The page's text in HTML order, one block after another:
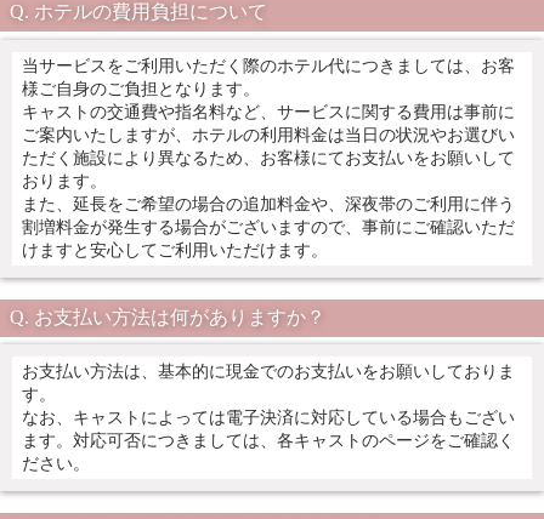
ホテルの費用負担について
当サービスをご利用いただく際のホテル代につきましては、お客
様ご自身のご負担となります。
キャストの交通費や指名料など、サービスに関する費用は事前に
ご案内いたしますが、ホテルの利用料金は当日の状況やお選びい
ただく施設により異なるため、お客様にてお支払いをお願いして
おります。
また、延長をご希望の場合の追加料金や、深夜帯のご利用に伴う
割増料金が発生する場合がございますので、事前にご確認いただ
けますと安心してご利用いただけます。
お支払い方法は何がありますか？
お支払い方法は、基本的に現金でのお支払いをお願いしておりま
す。
なお、キャストによっては電子決済に対応している場合もござい
ます。対応可否につきましては、各キャストのページをご確認く
ださい。